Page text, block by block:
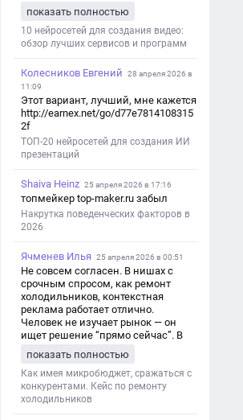
с короткими клипами в телеграм-
каналах YAGLA и Kokoc Group. Flux 2
показать полностью
10 нейросетей для создания видео:
обзор лучших сервисов и программ
Колесников Евгений
28 апреля 2026 в
11:09
Этот вариант, лучший, мне кажется
http://earnex.net/go/d77e7814108315
2f
ТОП-20 нейросетей для создания ИИ
презентаций
Shaiva Heinz 25 апреля 2026 в 17:16
топмейкер top-maker.ru забыл
Накрутка поведенческих факторов в
2026
Ячменев Илья 25 апреля 2026 в 00:51
Не совсем согласен. В нишах с
срочным спросом, как ремонт
холодильников, контекстная
реклама работает отлично.
Человек не изучает рынок — он
ищет решение “прямо сейчас”. В
и ловит самый горячий трафик,
тогда как SEO в таких задачах
просто не успевает.
показать полностью
Как имея микробюджет, сражаться с
конкурентами. Кейс по ремонту
холодильников